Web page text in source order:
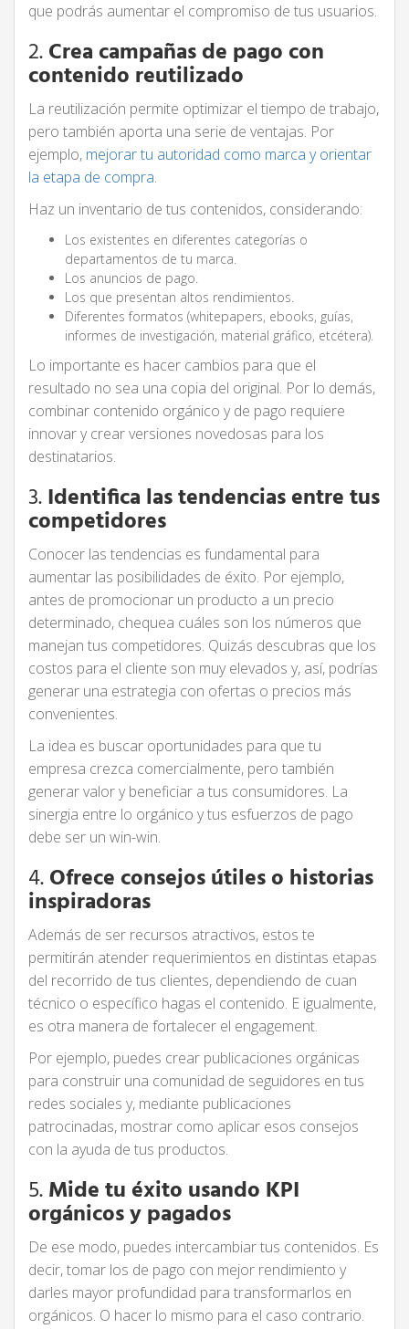
que podrás aumentar el compromiso de tus usuarios.
2.Crea campañas de pago con
contenido reutilizado
La reutilización permite optimizar el tiempo de trabajo,
pero también aporta una serie de ventajas. Por
ejemplo, mejorar tu autoridad como marca y orientar
la etapa de compra.
Haz un inventario de tus contenidos, considerando:
Los existentes en diferentes categorías o
departamentos de tu marca.
Los anuncios de pago.
Los que presentan altos rendimientos.
Diferentes formatos (whitepapers, ebooks, guías,
informes de investigación, material gráfico, etcétera).
Lo importante es hacer cambios para que el
resultado no sea una copia del original. Por lo demás,
combinar contenido orgánico y de pago requiere
innovar y crear versiones novedosas para los
destinatarios.
3.Identifica las tendencias entre tus
competidores
Conocer las tendencias es fundamental para
aumentar las posibilidades de éxito. Por ejemplo,
antes de promocionar un producto a un precio
determinado, chequea cuáles son los números que
manejan tus competidores. Quizás descubras que los
costos para el cliente son muy elevados y, así, podrías
generar una estrategia con ofertas o precios más
convenientes.
La idea es buscar oportunidades para que tu
empresa crezca comercialmente, pero también
generar valor y beneficiar a tus consumidores. La
sinergia entre lo orgánico y tus esfuerzos de pago
debe ser un win-win.
4.Ofrece consejos útiles o historias
inspiradoras
Además de ser recursos atractivos, estos te
permitirán atender requerimientos en distintas etapas
del recorrido de tus clientes, dependiendo de cuan
técnico o específico hagas el contenido. E igualmente,
es otra manera de fortalecer el engagement.
Por ejemplo, puedes crear publicaciones orgánicas
para construir una comunidad de seguidores en tus
redes sociales y, mediante publicaciones
patrocinadas, mostrar como aplicar esos consejos
con la ayuda de tus productos.
5.Mide tu éxito usando KPI
orgánicos y pagados
De ese modo, puedes intercambiar tus contenidos. Es
decir, tomar los de pago con mejor rendimiento y
darles mayor profundidad para transformarlos en
orgánicos. O hacer lo mismo para el caso contrario.